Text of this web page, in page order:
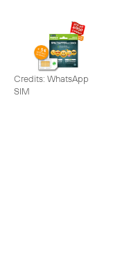
Credits: WhatsApp
SIM